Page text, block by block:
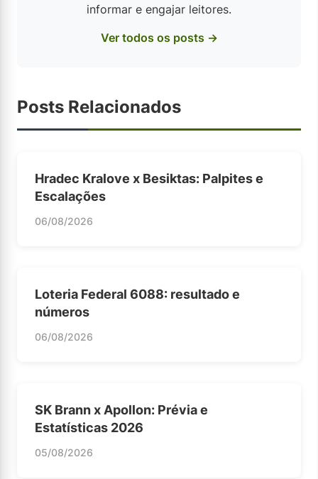
informar e engajar leitores.
Ver todos os posts →
Posts Relacionados
Hradec Kralove x Besiktas: Palpites e
Escalações
06/08/2026
Loteria Federal 6088: resultado e
números
06/08/2026
SK Brann x Apollon: Prévia e
Estatísticas 2026
05/08/2026